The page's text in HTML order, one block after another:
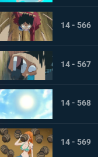
14 - 566
14 - 567
14 - 568
14 - 569